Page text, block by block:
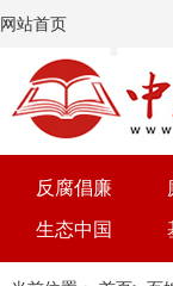
网站首页
反腐倡廉
生态中国